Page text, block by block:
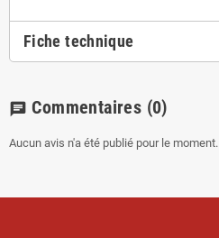
Fiche technique
chat Commentaires (0)
Aucun avis n'a été publié pour le moment.